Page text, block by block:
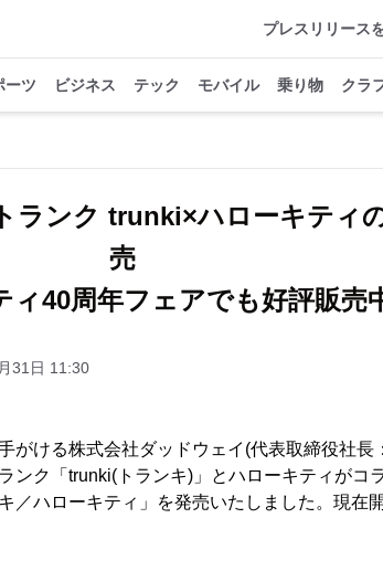
プレスリリース
ーツ ビジネス テック モバイル 乗り物 クラ
ランク trunki×ハローキティ
売
ィ40周年フェアでも好評販売
31日 11:30
がける株式会社ダッドウェイ(代表取締役社長
ンク「trunki(トランキ)」とハローキティがコ
／ハローキティ」を発売いたしました。現在